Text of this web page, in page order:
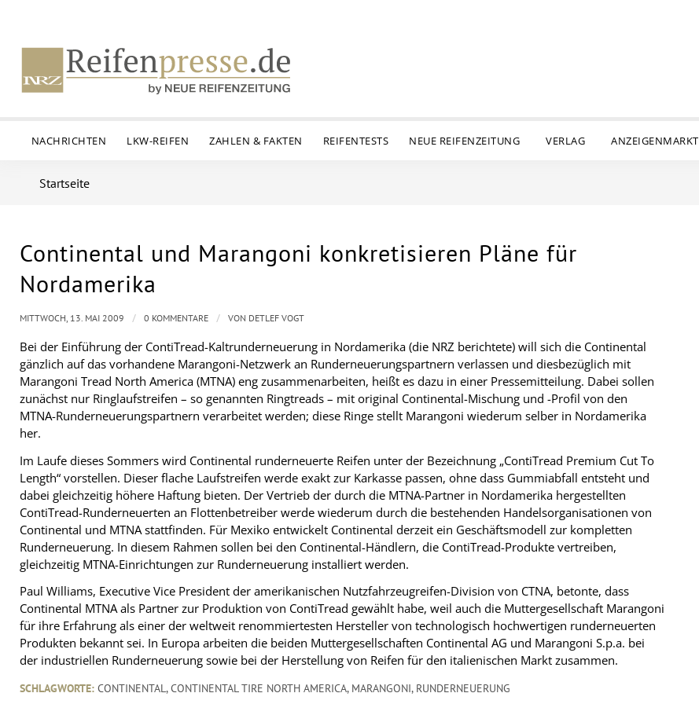
NACHRICHTEN LKW-REIFEN ZAHLEN & FAKTEN REIFENTESTS NEUE REIFENZEITUNG VERLAG ANZEIGENMARKT
Startseite
Continental und Marangoni konkretisieren Pläne für
Nordamerika
Bei der Einführung der ContiTread-Kaltrunderneuerung in Nordamerika (die NRZ berichtete) will sich die Continental
gänzlich auf das vorhandene Marangoni-Netzwerk an Runderneuerungspartnern verlassen und diesbezüglich mit
Marangoni Tread North America (MTNA) eng zusammenarbeiten, heißt es dazu in einer Pressemitteilung. Dabei sollen
zunächst nur Ringlaufstreifen – so genannten Ringtreads – mit original Continental-Mischung und -Profil von den
MTNA-Runderneuerungspartnern verarbeitet werden; diese Ringe stellt Marangoni wiederum selber in Nordamerika
her.
Im Laufe dieses Sommers wird Continental runderneuerte Reifen unter der Bezeichnung „ContiTread Premium Cut To
Length“ vorstellen. Dieser flache Laufstreifen werde exakt zur Karkasse passen, ohne dass Gummiabfall entsteht und
dabei gleichzeitig höhere Haftung bieten. Der Vertrieb der durch die MTNA-Partner in Nordamerika hergestellten
ContiTread-Runderneuerten an Flottenbetreiber werde wiederum durch die bestehenden Handelsorganisationen von
Continental und MTNA stattfinden. Für Mexiko entwickelt Continental derzeit ein Geschäftsmodell zur kompletten
Runderneuerung. In diesem Rahmen sollen bei den Continental-Händlern, die ContiTread-Produkte vertreiben,
gleichzeitig MTNA-Einrichtungen zur Runderneuerung installiert werden.
Paul Williams, Executive Vice President der amerikanischen Nutzfahrzeugreifen-Division von CTNA, betonte, dass
Continental MTNA als Partner zur Produktion von ContiTread gewählt habe, weil auch die Muttergesellschaft Marangoni
für ihre Erfahrung als einer der weltweit renommiertesten Hersteller von technologisch hochwertigen runderneuerten
Produkten bekannt sei. In Europa arbeiten die beiden Muttergesellschaften Continental AG und Marangoni S.p.a. bei
der industriellen Runderneuerung sowie bei der Herstellung von Reifen für den italienischen Markt zusammen.
MITTWOCH, 13. MAI 2009 / 0 KOMMENTARE / VON DETLEF VOGT
SCHLAGWORTE: CONTINENTAL,CONTINENTAL TIRE NORTH AMERICA, MARANGONI, RUNDERNEUERUNG